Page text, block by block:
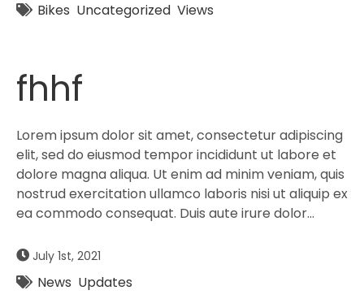
Bikes Uncategorized Views
fhhf
Lorem ipsum dolor sit amet, consectetur adipiscing
elit, sed do eiusmod tempor incididunt ut labore et
dolore magna aliqua. Ut enim ad minim veniam, quis
nostrud exercitation ullamco laboris nisi ut aliquip ex
ea commodo consequat. Duis aute irure dolor…
July 1st, 2021
News Updates